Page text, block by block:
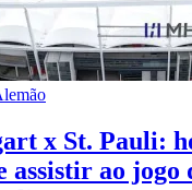
x St. Pauli:
assistir ao jogo